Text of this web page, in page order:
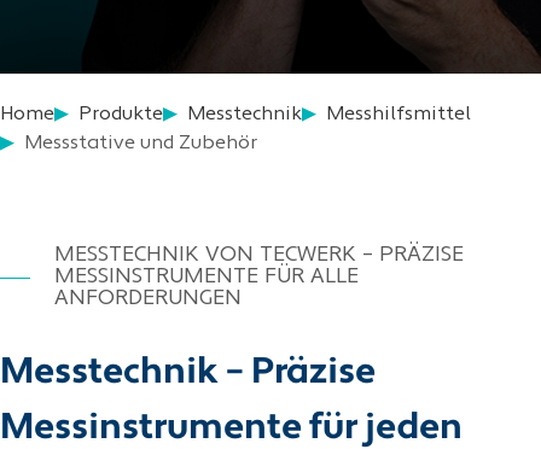
Home Produkte Messtechnik
Messhilfsmittel
Messstative und Zubehör
Messtechnik – Präzise
Messinstrumente für jeden
MESSTECHNIK VON TECWERK – PRÄZISE
MESSINSTRUMENTE FÜR ALLE
ANFORDERUNGEN